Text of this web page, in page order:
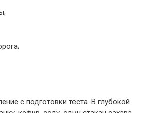
с подготовки теста. В глубокой